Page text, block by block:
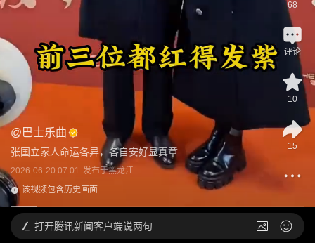
@ 巴士乐曲
张国立家人命运各异，各自安好显真章
2026-06-20 07:01 发布于黑龙江
该视频包含历史画面
68
评论
10
15
打开腾讯新闻客户端说两句